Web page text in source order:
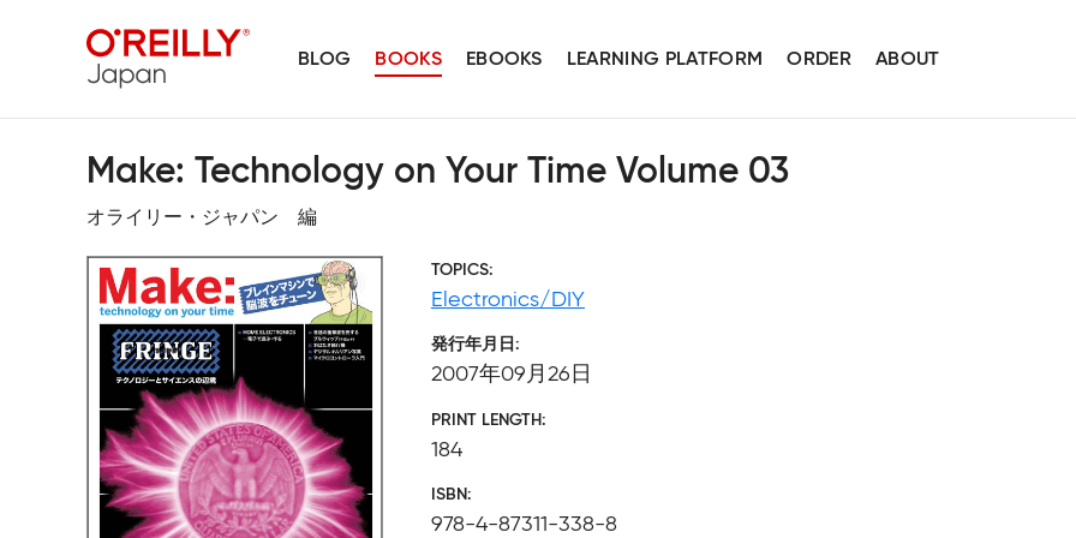
BLOG BOOKS EBOOKS LEARNING PLATFORM ORDER ABOUT
Make: Technology on Your Time Volume 03
オライリー・ジャパン 編
TOPICS
Electronics/DIY
発行年月日
2007年09月26日
PRINT LENGTH
184
ISBN
978-4-87311-338-8